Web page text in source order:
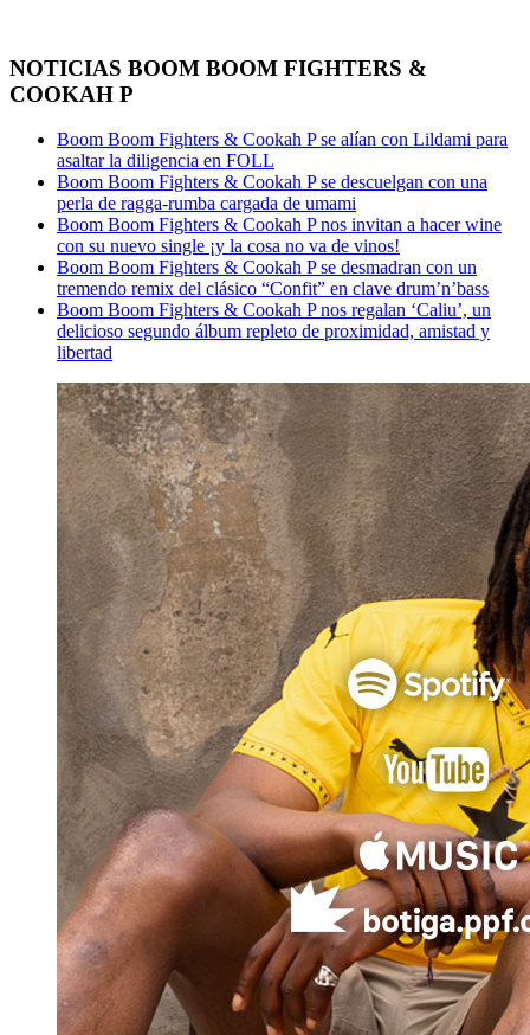
NOTICIAS BOOM BOOM FIGHTERS &
COOKAH P
Boom Boom Fighters & Cookah P se alían con Lildami para
asaltar la diligencia en FOLL
Boom Boom Fighters & Cookah P se descuelgan con una
perla de ragga-rumba cargada de umami
Boom Boom Fighters & Cookah P nos invitan a hacer wine
con su nuevo single ¡y la cosa no va de vinos!
Boom Boom Fighters & Cookah P se desmadran con un
tremendo remix del clásico “Confit” en clave drum’n’bass
Boom Boom Fighters & Cookah P nos regalan ‘Caliu’, un
delicioso segundo álbum repleto de proximidad, amistad y
libertad